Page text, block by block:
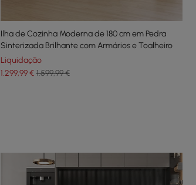
Ilha de Cozinha Moderna de 180 cm em Pedra
Sinterizada Brilhante com Armários e Toalheiro
Liquidação
1.299,99€ 1.599,99 €